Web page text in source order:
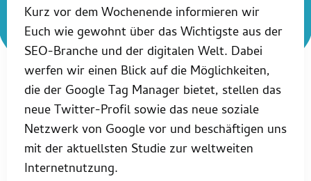
Kurz vor dem Wochenende informieren wir
Euch wie gewohnt über das Wichtigste aus der
SEO-Branche und der digitalen Welt. Dabei
werfen wir einen Blick auf die Möglichkeiten,
die der Google Tag Manager bietet, stellen das
neue Twitter-Profil sowie das neue soziale
Netzwerk von Google vor und beschäftigen uns
mit der aktuellsten Studie zur weltweiten
Internetnutzung.